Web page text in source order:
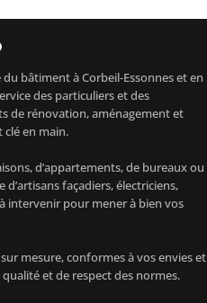
bâtiment à Corbeil-Essonnes et en
des particuliers et des
de rénovation, aménagement et
en main.
d’appartements, de bureaux ou
façadiers, électriciens,
intervenir pour mener à bien vos
mesure, conformes à vos envies et
et de respect des normes.